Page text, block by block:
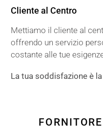
Cliente al Centro
Mettiamo il cliente al
offrendo un servizio
costante alle tue
La tua soddisfazione è